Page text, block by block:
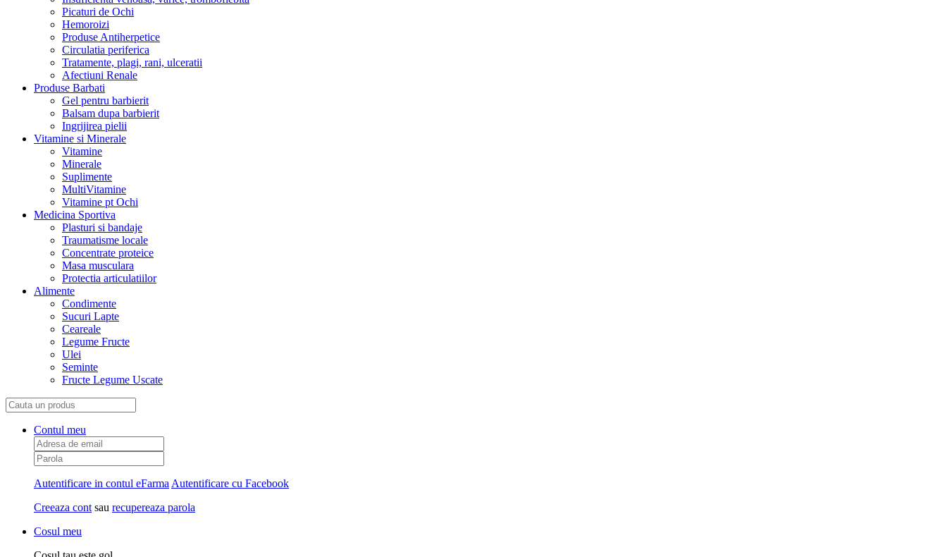
Picaturi de Ochi
Hemoroizi
Produse Antiherpetice
Circulatia periferica
Tratamente, plagi, rani, ulceratii
Afectiuni Renale
Produse Barbati
Gel pentru barbierit
Balsam dupa barbierit
Ingrijirea pielii
Vitamine si Minerale
Vitamine
Minerale
Suplimente
MultiVitamine
Vitamine pt Ochi
Medicina Sportiva
Plasturi si bandaje
Traumatisme locale
Concentrate proteice
Masa musculara
Protectia articulatiilor
Alimente
Condimente
Sucuri Lapte
Ceareale
Legume Fructe
Ulei
Seminte
Fructe Legume Uscate
Contul meu
Autentificare in contul eFarma Autentificare cu Facebook
Creeaza cont sau recupereaza parola
Cosul meu